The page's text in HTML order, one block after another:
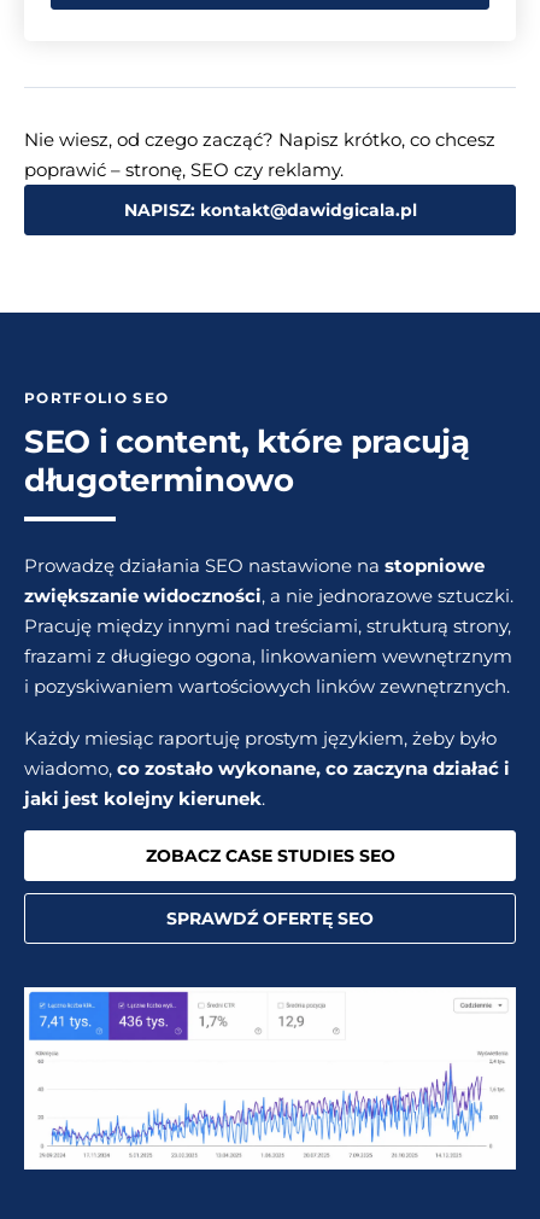
Nie wiesz, od czego zacząć? Napisz krótko, co chcesz
poprawić – stronę, SEO czy reklamy.
NAPISZ: kontakt@dawidgicala.pl
PORTFOLIO SEO
SEO i content, które pracują
długoterminowo
Prowadzę działania SEO nastawione na stopniowe
zwiększanie widoczności, a nie jednorazowe sztuczki.
Pracuję między innymi nad treściami, strukturą strony,
frazami z długiego ogona, linkowaniem wewnętrznym
i pozyskiwaniem wartościowych linków zewnętrznych.
Każdy miesiąc raportuję prostym językiem, żeby było
wiadomo, co zostało wykonane, co zaczyna działać i
jaki jest kolejny kierunek.
ZOBACZ CASE STUDIES SEO
SPRAWDŹ OFERTĘ SEO